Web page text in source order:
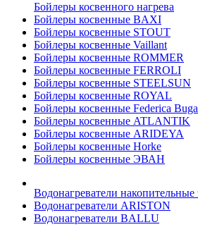
Бойлеры косвенного нагрева
Бойлеры косвенные BAXI
Бойлеры косвенные STOUT
Бойлеры косвенные Vaillant
Бойлеры косвенные ROMMER
Бойлеры косвенные FERROLI
Бойлеры косвенные STEELSUN
Бойлеры косвенные ROYAL
Бойлеры косвенные Federica
Бойлеры косвенные ATLANTIK
Бойлеры косвенные ARIDEYA
Бойлеры косвенные Horke
Бойлеры косвенные ЭВАН
Водонагреватели накопительные
Водонагреватели ARISTON
Водонагреватели BALLU